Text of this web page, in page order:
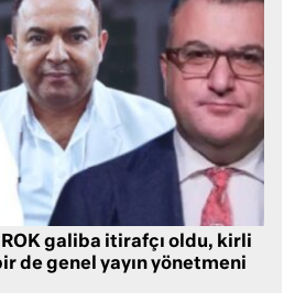
ROK galiba itirafçı oldu, kirli
de genel yayın yönetmeni